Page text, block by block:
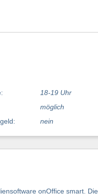
18-19 Uhr
möglich
nein
onOffice smart. Die